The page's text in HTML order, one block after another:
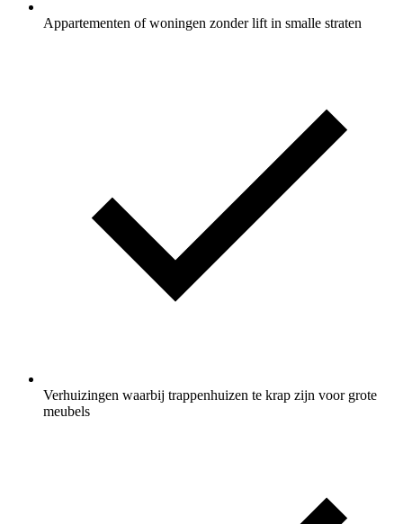
Appartementen of woningen zonder lift in smalle straten
Verhuizingen waarbij trappenhuizen te krap zijn voor grote
meubels